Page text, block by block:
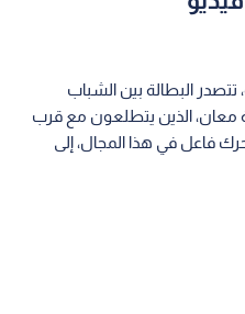
البطالة بين الشباب
معان، الذين يتطلعون مع قرب
تحرك فاعل في هذا المجال، إلى